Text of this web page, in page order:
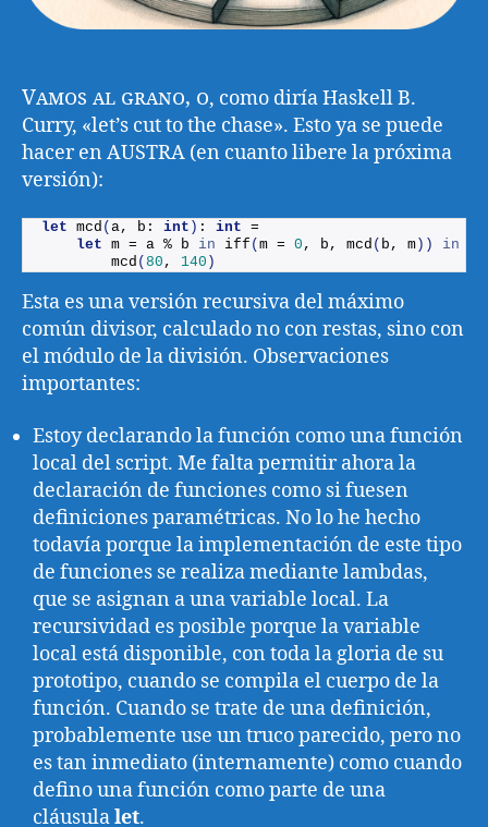
Vamos al grano, o, como diría Haskell B.
Curry, «let’s cut to the chase». Esto ya se puede
hacer en AUSTRA (en cuanto libere la próxima
versión):
let mcd ( a, b: int ) : int =
let m = a % b in iff ( m = 0 , b, mcd ( b, m ))
in
mcd ( 80 , 140 )
Esta es una versión recursiva del máximo
común divisor, calculado no con restas, sino con
el módulo de la división. Observaciones
importantes:
Estoy declarando la función como una función
local del script. Me falta permitir ahora la
declaración de funciones como si fuesen
definiciones paramétricas. No lo he hecho
todavía porque la implementación de este tipo
de funciones se realiza mediante lambdas,
que se asignan a una variable local. La
recursividad es posible porque la variable
local está disponible, con toda la gloria de su
prototipo, cuando se compila el cuerpo de la
función. Cuando se trate de una definición,
probablemente use un truco parecido, pero no
es tan inmediato (internamente) como cuando
defino una función como parte de una
cláusulalet.